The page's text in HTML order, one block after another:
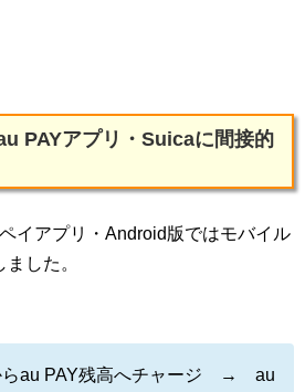
PAYアプリ・Suicaに間接的
イアプリ・Android版ではモバイル
した。
らau PAY残高へチャージ → au